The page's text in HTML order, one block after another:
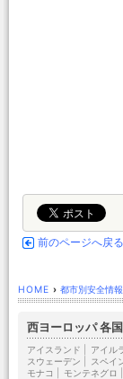
前のページへ戻る
HOME › 都市別安全情報
西ヨーロッパ 各
アイスランド アイル
スウェーデン
スペイ
モナコ
モンテネグロ